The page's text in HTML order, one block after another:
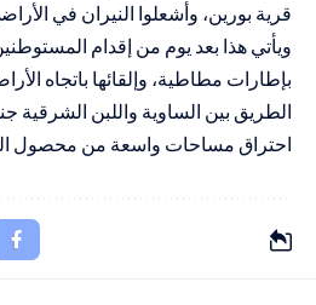
قرية بورين، وأشعلوا النيران في
ويأتي هذا بعد يوم من إقدام
بإطارات مطاطية، وإلقائها باتجاه
الطريق بين الساوية واللبن الشرقية
احتراق مساحات واسعة من محصول